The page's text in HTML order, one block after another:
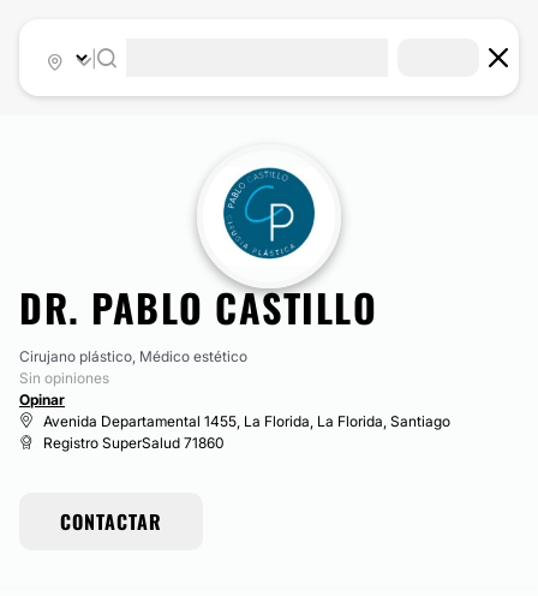
DR. PABLO CASTILLO
Cirujano plástico, Médico estético
Sin opiniones
Opinar
Avenida Departamental 1455, La Florida, La Florida, Santiago
Registro SuperSalud 71860
CONTACTAR